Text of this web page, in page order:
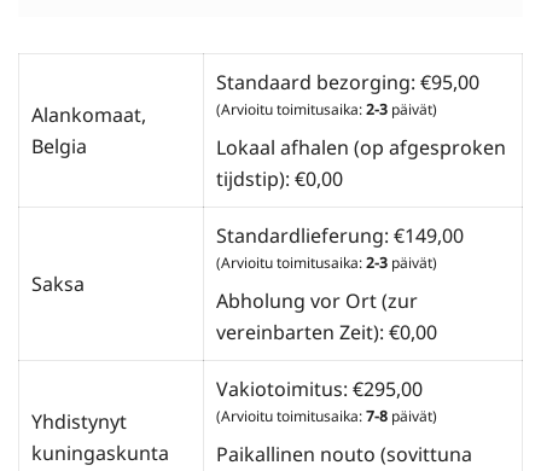
Alankomaat,
Belgia
Standaard bezorging: €95,00
(Arvioitu toimitusaika:2-3 päivät)
Lokaal afhalen (op afgesproken
tijdstip): €0,00
Saksa
Standardlieferung: €149,00
(Arvioitu toimitusaika:2-3 päivät)
Abholung vor Ort (zur
vereinbarten Zeit): €0,00
Yhdistynyt
kuningaskunta
Vakiotoimitus: €295,00
(Arvioitu toimitusaika:7-8 päivät)
Paikallinen nouto (sovittuna